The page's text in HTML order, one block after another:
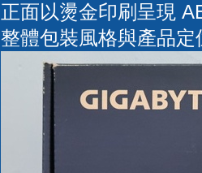
正面以燙金印刷呈現
整體包裝風格與產品